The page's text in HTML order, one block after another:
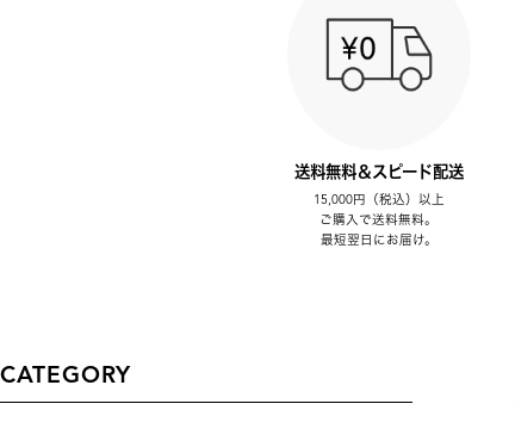
送料無料＆スピード配送
15,000円（税込）以上
ご購入で送料無料。
最短翌日にお届け。
CATEGORY